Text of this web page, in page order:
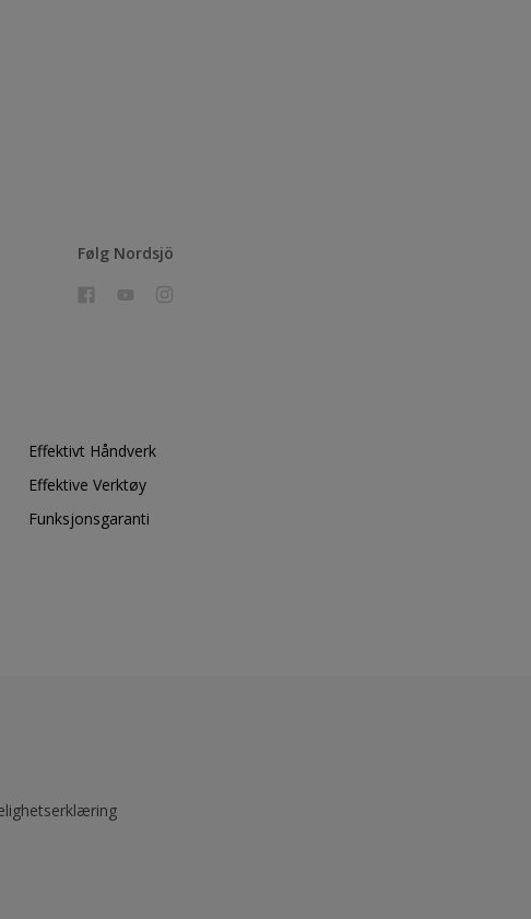
Følg Nordsjö
Effektivt Håndverk
Effektive Verktøy
Funksjonsgaranti